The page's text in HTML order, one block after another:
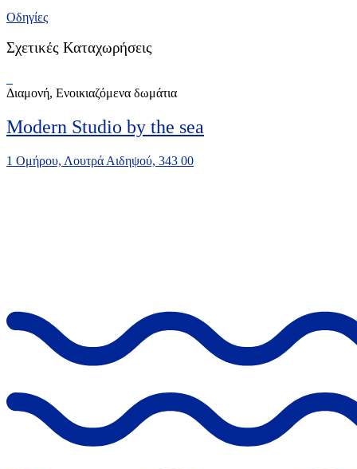
Οδηγίες
Σχετικές Καταχωρήσεις
Διαμονή, Ενοικιαζόμενα δωμάτια
Modern Studio by the sea
1 Ομήρου, Λουτρά Αιδηψού, 343 00